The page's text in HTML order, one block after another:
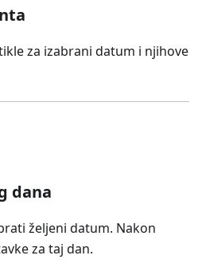
za izabrani datum i njihove
dana
željeni datum. Nakon
za taj dan.